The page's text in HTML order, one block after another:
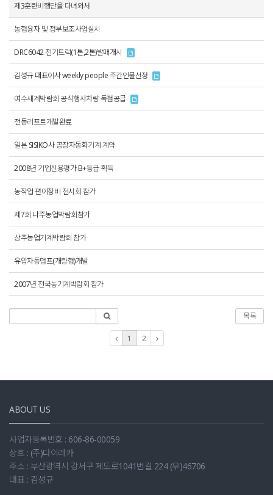
제3훈련비행단을 다녀와서
농협융자 및 정부보조사업실시
DRC6042 전기트럭(1톤,2톤)발매개시
김성규 대표이사 weekly people 주간인물선정
여수세계박람회 공식행사차량 독점공급
전동리프트개발완료
일본 SISIKO사 공장자동화기계 계약
2008년 기업신용평가 B+등급 획득
농작업 편이장비 전시회 참가
제7회 나주농업박람회참가
상주농업기계박람회 참가
유압자동덤프(개량형)개발
2007년 전국농기계박람회 참가
목록
1 2
ABOUT US
사업자등록번호 : 606-86-00059
상호 : (주)다이레카
주소 : 부산광역시 강서구 제도로1041번길 224 (우)46706
대표 : 김성규